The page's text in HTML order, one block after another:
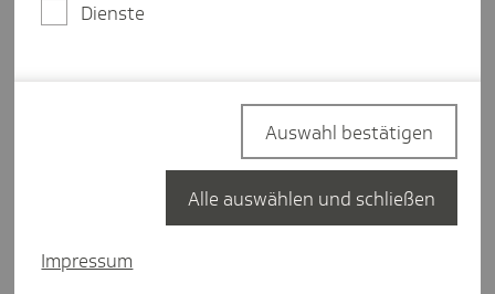
Termin buchen
Hier finden Sie uns
Rosenheimer Str. 141
Dienste
Impressum
Auswahl bestätigen
Alle auswählen und schließen